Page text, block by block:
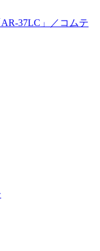
37LC」／コムテ